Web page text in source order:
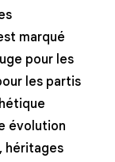
marqué
pour les
les partis
évolution
héritages